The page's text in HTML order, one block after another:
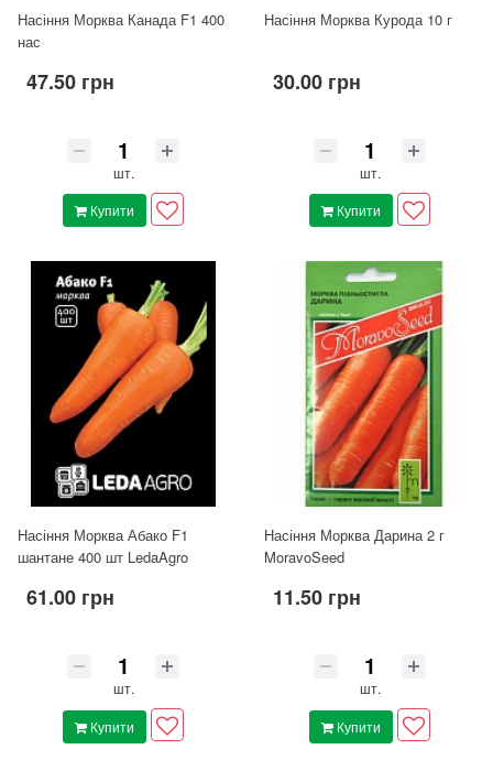
Насіння Морква Канада F1 400
нас
47.50 грн
шт.
Купити
Насіння Морква Курода 10 г
30.00 грн
шт.
Купити
Насіння Морква Абако F1
шантане 400 шт LedaAgro
61.00 грн
шт.
Купити
Насіння Морква Дарина 2 г
MoravoSeed
11.50 грн
шт.
Купити